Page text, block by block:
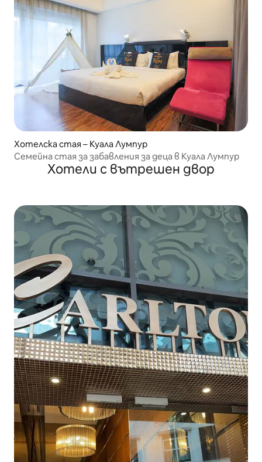
Хотелска стая – Куала Лумпур
Семейна стая за забавления за деца в Куала Лумпур
Хотели с вътрешен двор